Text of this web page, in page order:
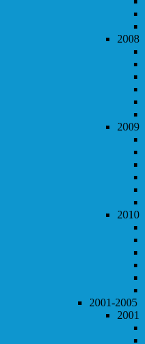
2008
2009
2010
2001-2005
2001